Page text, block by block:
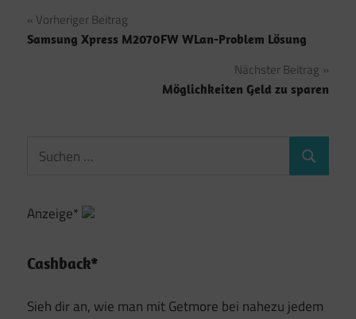
Beitragsnavigation
Vorheriger Beitrag
Samsung Xpress M2070FW WLan-Problem Lösung
Nächster Beitrag
Möglichkeiten Geld zu sparen
Suchen
Suchen
Anzeige*
Cashback*
Sieh dir an, wie man mit Getmore bei nahezu jedem